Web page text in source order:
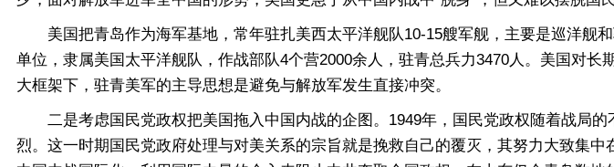
美国把青岛作为海军基地，常年驻扎美西太平洋舰队10-15艘军舰，主要是巡洋舰
单位，隶属美国太平洋舰队，作战部队4个营2000余人，驻青总兵力3470人。美国对
大框架下，驻青美军的主导思想是避免与解放军发生直接冲突。
二是考虑国民党政权把美国拖入中国内战的企图。1949年，国民党政权随着战局的
烈。这一时期国民党政府处理与对美关系的宗旨就是挽救自己的覆灭，其努力大致集